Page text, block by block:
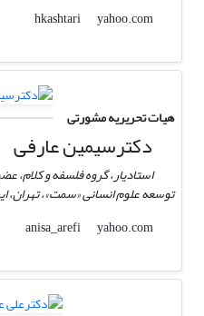
hkashtari
yahoo.com
هیات تحریریه مشورتی
دکترسیمین عارفی
استادیار، گروه فلسفه و
توسعه علوم انسانی «سمت»، تهران،
anisa_arefi
yahoo.com